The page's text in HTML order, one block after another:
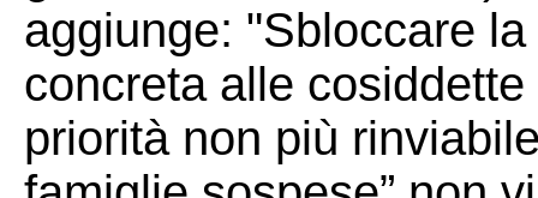
aggiunge: "Sbloccare
concreta alle
priorità non più